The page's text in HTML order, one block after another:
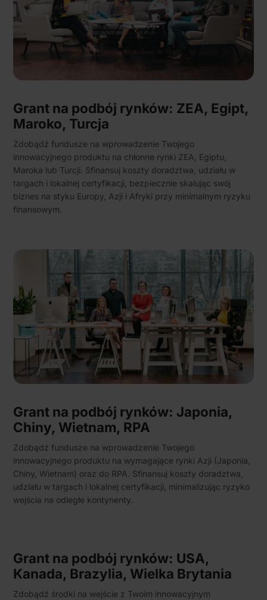
Partnerzy mogą połączyć te informacje z innymi danymi
otrzymanymi od Ciebie lub uzyskanymi podczas
korzystania z ich usług.
Grant na podbój rynków: ZEA, Egipt,
Maroko, Turcja
Zdobądź fundusze na wprowadzenie Twojego
innowacyjnego produktu na chłonne rynki ZEA, Egiptu,
Maroka lub Turcji. Sfinansuj koszty doradztwa, udziału w
targach i lokalnej certyfikacji, bezpiecznie skalując swój
biznes na styku Europy, Azji i Afryki przy minimalnym ryzyku
finansowym.
Grant na podbój rynków: Japonia,
Chiny, Wietnam, RPA
Zdobądź fundusze na wprowadzenie Twojego
innowacyjnego produktu na wymagające rynki Azji (Japonia,
Chiny, Wietnam) oraz do RPA. Sfinansuj koszty doradztwa,
udziału w targach i lokalnej certyfikacji, minimalizując ryzyko
wejścia na odległe kontynenty.
Grant na podbój rynków: USA,
Kanada, Brazylia, Wielka Brytania
Zdobądź środki na wejście z Twoim innowacyjnym